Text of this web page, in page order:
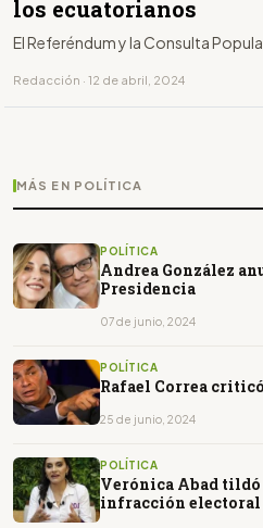
los ecuatorianos
El Referéndum y la Consulta
Redacción · 12 de abril, 2024
MÁS EN POLÍTICA
POLÍTICA
Andrea González
Presidencia
07 de junio, 2024
POLÍTICA
Rafael Correa
25 de junio, 2024
POLÍTICA
Verónica Abad
infracción electoral